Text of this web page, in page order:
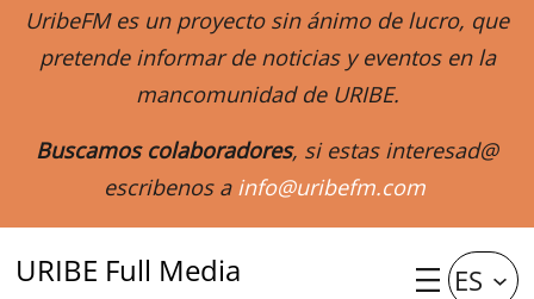
UribeFM es un proyecto sin ánimo de lucro, que
pretende informar de noticias y eventos en la
mancomunidad de URIBE.
Buscamos colaboradores, si estas interesad@
escribenos a info@uribefm.com
URIBE Full Media ES